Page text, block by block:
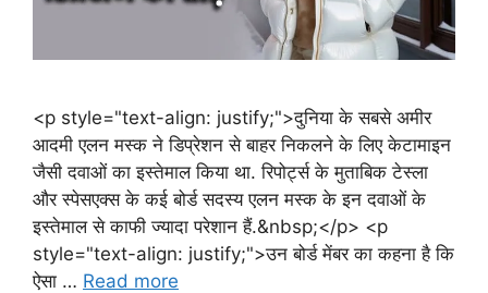
<p style="text-align: justify;">दुनिया के सबसे अमीर
आदमी एलन मस्क ने डिप्रेशन से बाहर निकलने के लिए केटामाइन
जैसी दवाओं का इस्तेमाल किया था. रिपोर्ट्स के मुताबिक टेस्ला
और स्पेसएक्स के कई बोर्ड सदस्य एलन मस्क के इन दवाओं के
इस्तेमाल से काफी ज्यादा परेशान हैं.&nbsp;</p> <p
style="text-align: justify;">उन बोर्ड मेंबर का कहना है कि
ऐसा … Read more